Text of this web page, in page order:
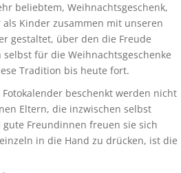
beliebtem, Weihnachtsgeschenk,
Kinder zusammen mit unseren
gestaltet, über den die Freude
für die Weihnachtsgeschenke
Tradition bis heute fort.
beschenkt werden nicht
Eltern, die inzwischen selbst
Freundinnen freuen sie sich
in die Hand zu drücken, ist die